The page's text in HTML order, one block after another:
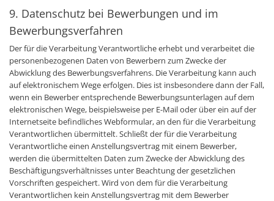
9. Datenschutz bei Bewerbungen und im
Bewerbungsverfahren
Der für die Verarbeitung Verantwortliche erhebt und verarbeitet die
personenbezogenen Daten von Bewerbern zum Zwecke der
Abwicklung des Bewerbungsverfahrens. Die Verarbeitung kann auch
auf elektronischem Wege erfolgen. Dies ist insbesondere dann der Fall,
wenn ein Bewerber entsprechende Bewerbungsunterlagen auf dem
elektronischen Wege, beispielsweise per E-Mail oder über ein auf der
Internetseite befindliches Webformular, an den für die Verarbeitung
Verantwortlichen übermittelt. Schließt der für die Verarbeitung
Verantwortliche einen Anstellungsvertrag mit einem Bewerber,
werden die übermittelten Daten zum Zwecke der Abwicklung des
Beschäftigungsverhältnisses unter Beachtung der gesetzlichen
Vorschriften gespeichert. Wird von dem für die Verarbeitung
Verantwortlichen kein Anstellungsvertrag mit dem Bewerber